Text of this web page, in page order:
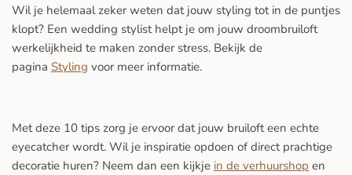
Wil je helemaal zeker weten dat jouw styling tot in de puntjes
klopt? Een wedding stylist helpt je om jouw droombruiloft
werkelijkheid te maken zonder stress. Bekijk de
pagina Styling voor meer informatie.
Met deze 10 tips zorg je ervoor dat jouw bruiloft een echte
eyecatcher wordt. Wil je inspiratie opdoen of direct prachtige
decoratie huren? Neem dan een kijkje in de verhuurshop en